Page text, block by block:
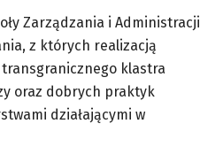
Zarządzania i Administracji
z których realizacją
klastra
oraz dobrych praktyk
działającymi w